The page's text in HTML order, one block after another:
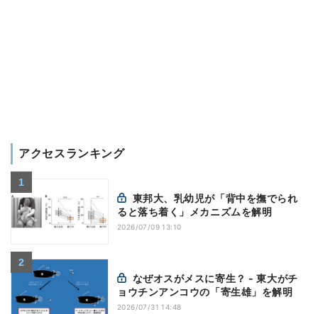
アクセスランキング
ると落ち着く」メカニズムを解明
2026/07/09 13:10
ョウチンアンコウの「寄生雄」を解明
2026/07/31 14:48